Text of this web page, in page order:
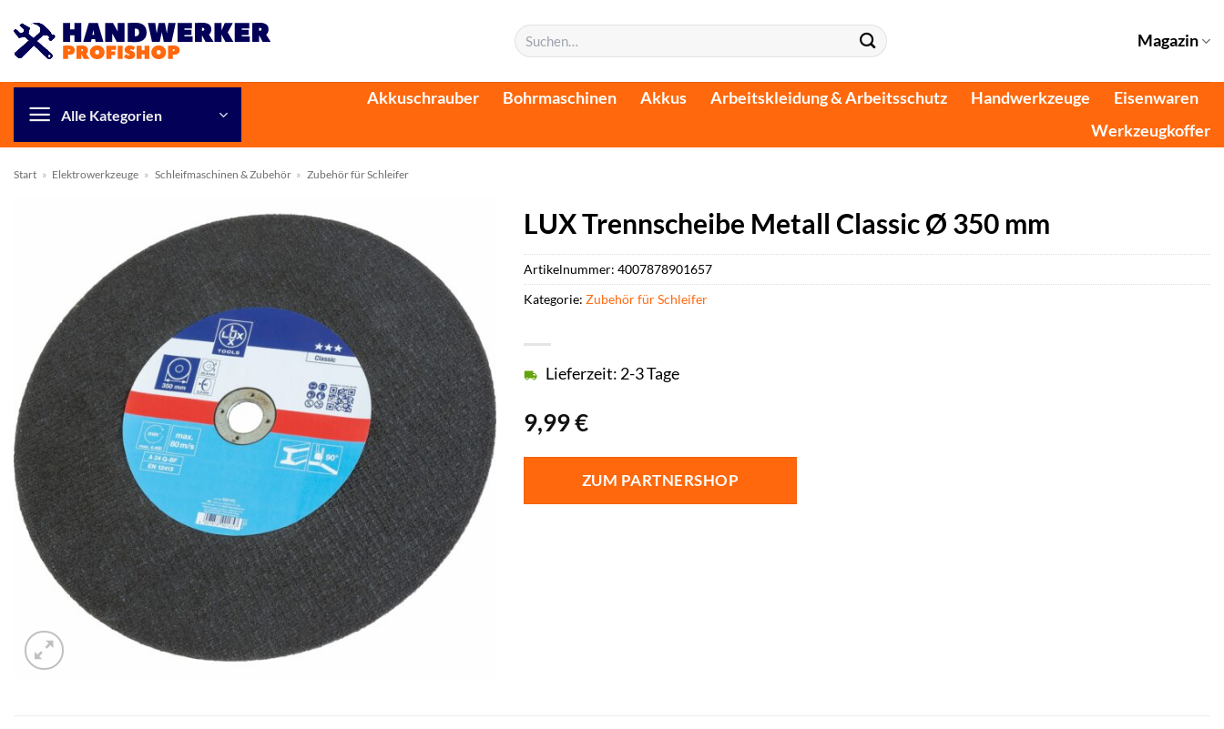
Inhalt
springen
Suchen
nach:
Magazin
Alle Kategorien
Akkuschrauber Bohrmaschinen Akkus Arbeitskleidung & Arbeitsschutz Handwerkzeuge
Eisenwaren
Werkzeugkoffer
Start » Elektrowerkzeuge » Schleifmaschinen & Zubehör » Zubehör für Schleifer
LUX Trennscheibe Metall Classic Ø 350 mm
9,99€
Lieferzeit: 2-3 Tage
ZUM PARTNERSHOP
Artikelnummer: 4007878901657
Kategorie: Zubehör für Schleifer